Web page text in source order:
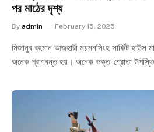
পর মাঠের দৃশ্য
By admin February 15, 2025
মিজানুর রহমান আজহারী ময়মনসিংহ সার্কিট হাউস
অনেক প্রাণবন্ত হয়। অনেক ভক্ত-শ্রোতা